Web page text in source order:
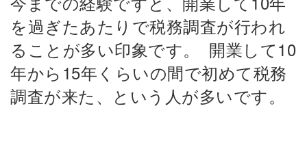
を過ぎたあたりで税務調査が行われ
ることが多い印象です。
開業して10
年から15年くらいの間で初めて税務
調査が来た、という人が多いです。